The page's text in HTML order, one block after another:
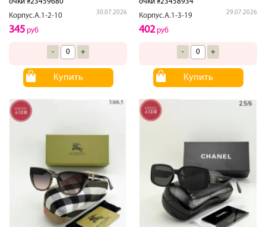
Корпус.А.1-2-10
30.07.2026
345 руб
- +
Купить
Корпус.А.1-3-19
29.07.2026
402руб
- +
Купить